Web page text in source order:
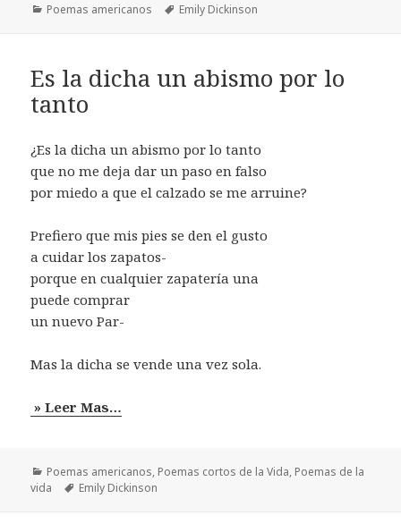
Categorías
Poemas americanos Etiquetas
Emily Dickinson
Es la dicha un abismo por lo
tanto
¿Es la dicha un abismo por lo tanto
que no me deja dar un paso en falso
por miedo a que el calzado se me arruine?
Prefiero que mis pies se den el gusto
a cuidar los zapatos-
porque en cualquier zapatería una
puede comprar
un nuevo Par-
Mas la dicha se vende una vez sola.
» Leer Mas…
Categorías
Poemas americanos, Poemas cortos de la Vida, Poemas de la
vida
Etiquetas
Emily Dickinson